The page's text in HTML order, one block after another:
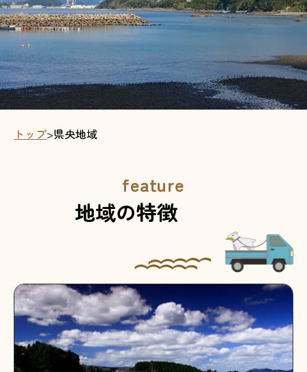
トップ>県央地域
feature
地域の特徴